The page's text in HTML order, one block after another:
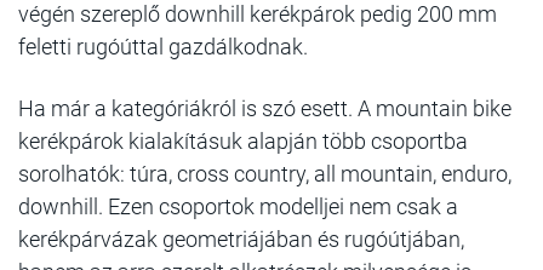
végén szereplő downhill kerékpárok pedig 200 mm
feletti rugóúttal gazdálkodnak.
Ha már a kategóriákról is szó esett. A mountain bike
kerékpárok kialakításuk alapján több csoportba
sorolhatók: túra, cross country, all mountain, enduro,
downhill. Ezen csoportok modelljei nem csak a
kerékpárvázak geometriájában és rugóútjában,